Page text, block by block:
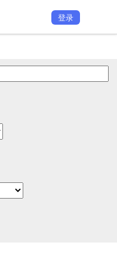
登录